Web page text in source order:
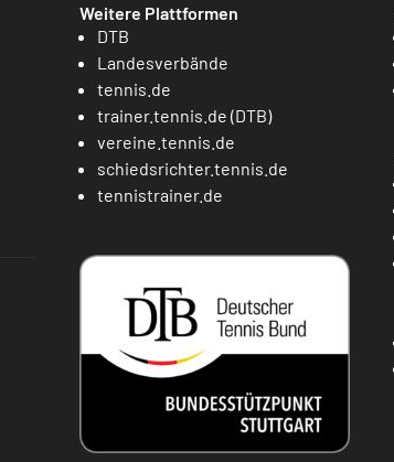
Weitere Plattformen
DTB
Landesverbände
tennis.de
trainer.tennis.de (DTB)
vereine.tennis.de
schiedsrichter.tennis.de
tennistrainer.de